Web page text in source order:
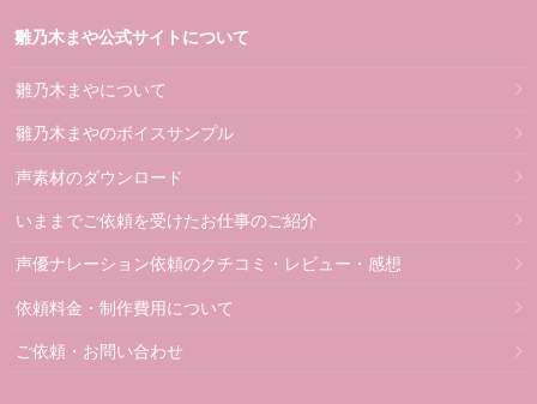
雛乃木まや公式サイトについて
雛乃木まやについて
雛乃木まやのボイスサンプル
声素材のダウンロード
いままでご依頼を受けたお仕事のご紹介
声優ナレーション依頼のクチコミ・レビュー・感想
依頼料金・制作費用について
ご依頼・お問い合わせ